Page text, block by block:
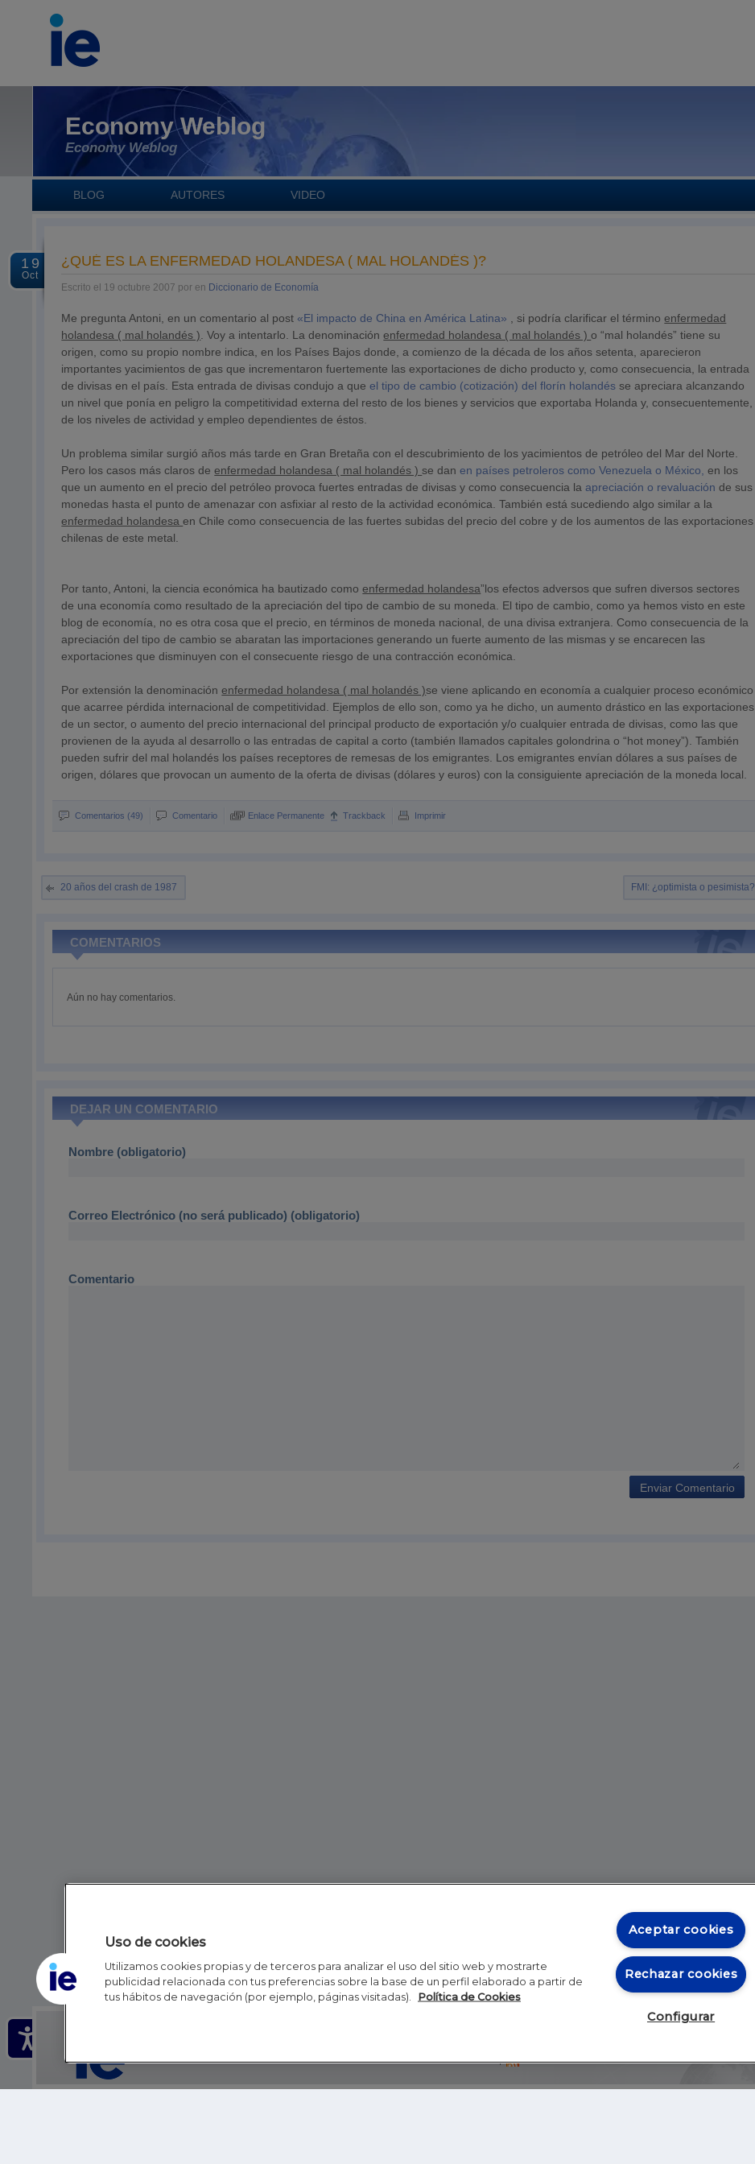
Economy Weblog
Economy Weblog
BLOG AUTORES VIDEO
19
Oct
¿QUÉ ES LA ENFERMEDAD HOLANDESA ( MAL HOLANDÉS )?
Escrito el 19 octubre 2007 por en Diccionario de Economía
Me pregunta Antoni, en un comentario al post«El impacto de China en América Latina» , si podría clarificar el términoenfermedad
holandesa ( mal holandés ) . Voy a intentarlo. La denominaciónenfermedad holandesa ( mal holandés )o “mal holandés” tiene su
origen, como su propio nombre indica, en los Países Bajos donde, a comienzo de la década de los años setenta, aparecieron
importantes yacimientos de gas que incrementaron fuertemente las exportaciones de dicho producto y, como consecuencia, la entrada
de divisas en el país. Esta entrada de divisas condujo a queel tipo de cambio (cotización) del florín holandésse apreciara alcanzando
un nivel que ponía en peligro la competitividad externa del resto de los bienes y servicios que exportaba Holanda y, consecuentemente,
de los niveles de actividad y empleo dependientes de éstos.
Un problema similar surgió años más tarde en Gran Bretaña con el descubrimiento de los yacimientos de petróleo del Mar del Norte.
Pero los casos más claros deenfermedad holandesa ( mal holandés )se danen países petroleros como Venezuela o México, en los
que un aumento en el precio del petróleo provoca fuertes entradas de divisas y como consecuencia laapreciación o revaluaciónde sus
monedas hasta el punto de amenazar con asfixiar al resto de la actividad económica. También está sucediendo algo similar a la
enfermedad holandesaen Chile como consecuencia de las fuertes subidas del precio del cobre y de los aumentos de las exportaciones
chilenas de este metal.
Por tanto, Antoni, la ciencia económica ha bautizado comoenfermedad holandesa”los efectos adversos que sufren diversos sectores
de una economía como resultado de la apreciación del tipo de cambio de su moneda. El tipo de cambio, como ya hemos visto en este
blog de economía, no es otra cosa que el precio, en términos de moneda nacional, de una divisa extranjera. Como consecuencia de la
apreciación del tipo de cambio se abaratan las importaciones generando un fuerte aumento de las mismas y se encarecen las
exportaciones que disminuyen con el consecuente riesgo de una contracción económica.
Por extensión la denominaciónenfermedad holandesa ( mal holandés )se viene aplicando en economía a cualquier proceso económico
que acarree pérdida internacional de competitividad. Ejemplos de ello son, como ya he dicho, un aumento drástico en las exportaciones
de un sector, o aumento del precio internacional del principal producto de exportación y/o cualquier entrada de divisas, como las que
provienen de la ayuda al desarrollo o las entradas de capital a corto (también llamados capitales golondrina o “hot money”). También
pueden sufrir del mal holandés los países receptores de remesas de los emigrantes. Los emigrantes envían dólares a sus países de
origen, dólares que provocan un aumento de la oferta de divisas (dólares y euros) con la consiguiente apreciación de la moneda local.
Comentarios (49) Comentario Enlace Permanente Trackback Imprimir
20 años del crash de 1987 FMI: ¿optimista o pesimista?
COMENTARIOS
Aún no hay comentarios.
DEJAR UN COMENTARIO
Nombre (obligatorio)
Correo Electrónico (no será publicado) (obligatorio)
Comentario
Inicio RSS
Uso de cookies
Utilizamos cookies propias y de terceros para analizar el uso del sitio web y mostrarte
publicidad relacionada con tus preferencias sobre la base de un perfil elaborado a partir de
tus hábitos de navegación (por ejemplo, páginas visitadas).
Política de Cookies
Aceptar cookies
Rechazar cookies
Configurar